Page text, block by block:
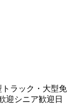
トラック・大型免
迎 シニア歓迎 日